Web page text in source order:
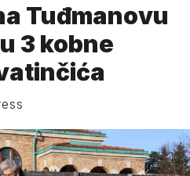
Tuđmanovu
3 kobne